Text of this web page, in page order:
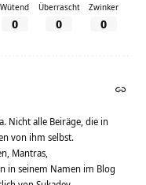
Wütend
0
Überrascht
0
Zwinker
0
Nicht alle Beiräge, die in
von ihm selbst.
Mantras,
in seinem Namen im Blog